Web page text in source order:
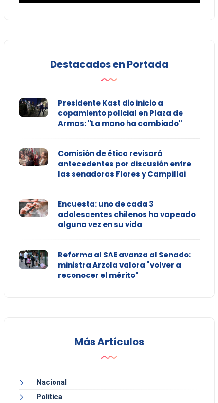
Destacados en Portada
Presidente Kast dio inicio a
copamiento policial en Plaza de
Armas: "La mano ha cambiado"
Comisión de ética revisará
antecedentes por discusión entre
las senadoras Flores y Campillai
Encuesta: uno de cada 3
adolescentes chilenos ha vapeado
alguna vez en su vida
Reforma al SAE avanza al Senado:
ministra Arzola valora "volver a
reconocer el mérito"
Más Artículos
Nacional
Política